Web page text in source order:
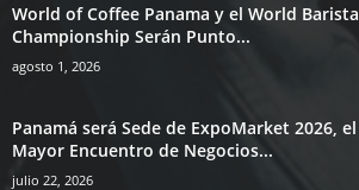
World of Coffee Panama y el World Barista
Championship Serán Punto...
agosto 1, 2026
Panamá será Sede de ExpoMarket 2026, el
Mayor Encuentro de Negocios...
julio 22, 2026